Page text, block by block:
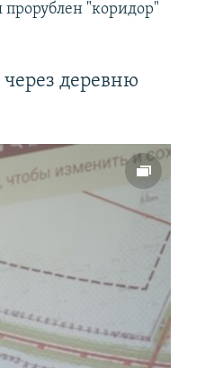
прорублен "коридор"
деревню